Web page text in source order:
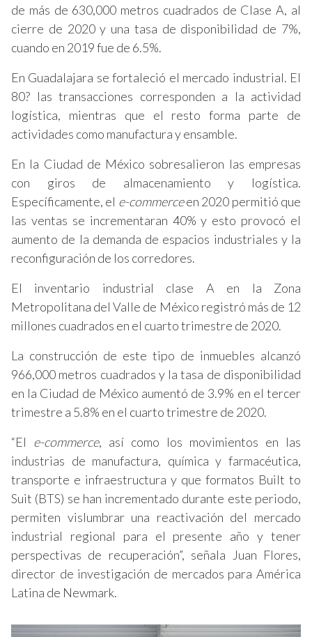
de más de 630,000 metros cuadrados de Clase A, al
cierre de 2020 y una tasa de disponibilidad de 7%,
cuando en 2019 fue de 6.5%.
En Guadalajara se fortaleció el mercado industrial. El
80? las transacciones corresponden a la actividad
logística, mientras que el resto forma parte de
actividades como manufactura y ensamble.
En la Ciudad de México sobresalieron las empresas
con giros de almacenamiento y logística.
Específicamente, el e-commerceen 2020 permitió que
las ventas se incrementaran 40% y esto provocó el
aumento de la demanda de espacios industriales y la
reconfiguración de los corredores.
El inventario industrial clase A en la Zona
Metropolitana del Valle de México registró más de 12
millones cuadrados en el cuarto trimestre de 2020.
La construcción de este tipo de inmuebles alcanzó
966,000 metros cuadrados y la tasa de disponibilidad
en la Ciudad de México aumentó de 3.9% en el tercer
trimestre a 5.8% en el cuarto trimestre de 2020.
“El e-commerce, así como los movimientos en las
industrias de manufactura, química y farmacéutica,
transporte e infraestructura y que formatos Built to
Suit (BTS) se han incrementado durante este periodo,
permiten vislumbrar una reactivación del mercado
industrial regional para el presente año y tener
perspectivas de recuperación”, señala Juan Flores,
director de investigación de mercados para América
Latina de Newmark.